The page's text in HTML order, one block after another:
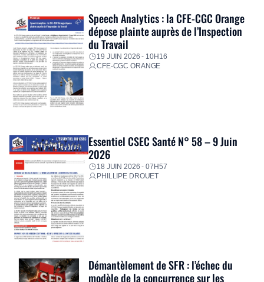
Speech Analytics : la CFE-CGC Orange
dépose plainte auprès de l’Inspection
du Travail
19 JUIN 2026 - 10H16
CFE-CGC ORANGE
Essentiel CSEC Santé N° 58 – 9 Juin
2026
18 JUIN 2026 - 07H57
PHILLIPE DROUET
Démantèlement de SFR : l’échec du
modèle de la concurrence sur les